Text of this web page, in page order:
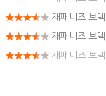
재패니즈 브
재패니즈 브
재패니즈 브